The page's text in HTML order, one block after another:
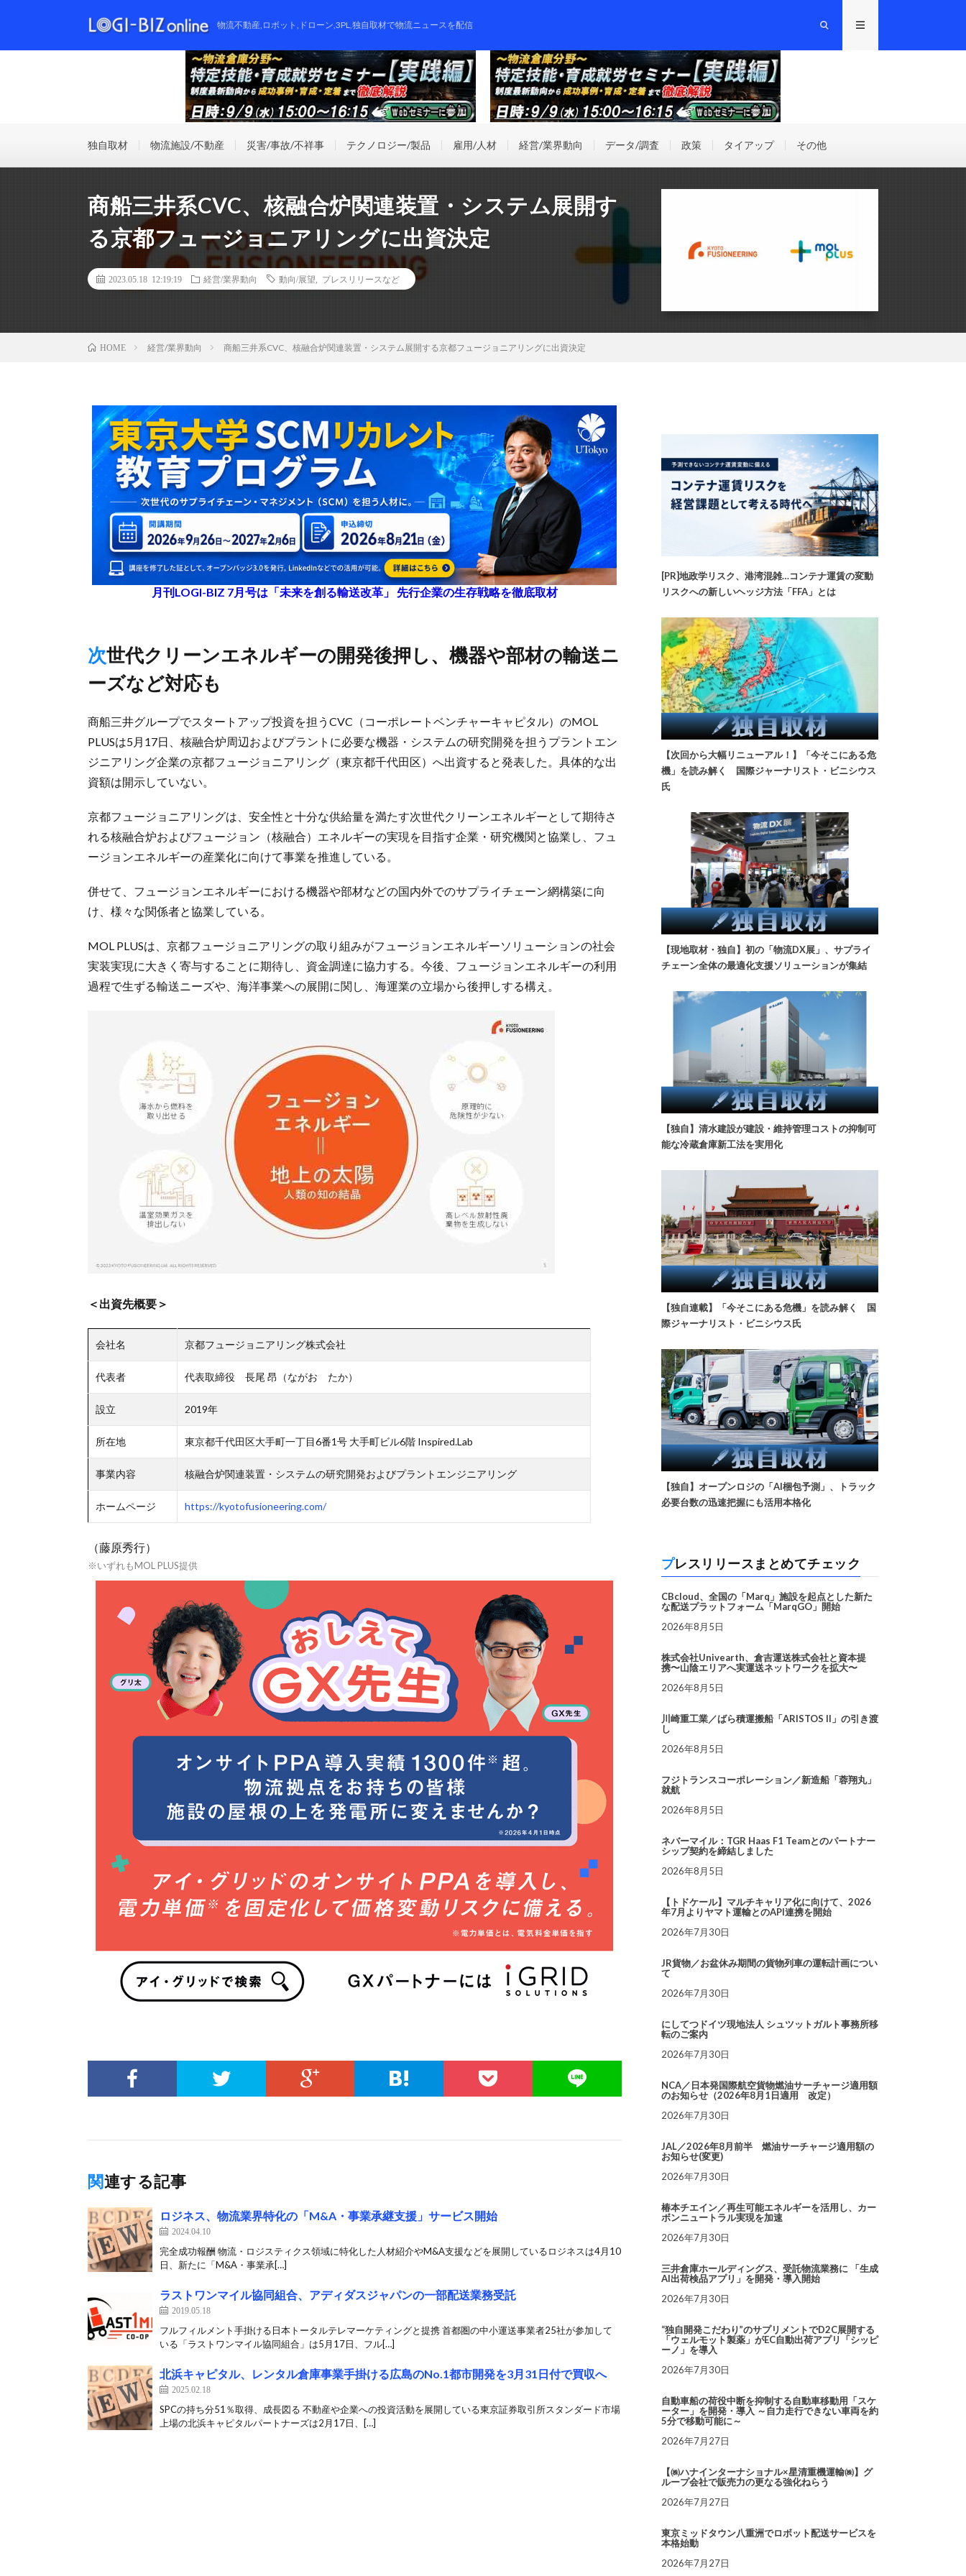
物流不動産,ロボット,ドローン,3PL,独自取材で物流ニュースを配信
独自取材 物流施設/不動産 災害/事故/不祥事 テクノロジー/製品 雇用/人材 経営/業界動向 データ/調査 政策 タイアップ その他
商船三井系CVC、核融合炉関連装置・システム展開す
る京都フュージョニアリングに出資決定
2023.05.18 12:19:19 経営/業界動向 動向/展望 プレスリリースなど
HOME 経営/業界動向 商船三井系CVC、核融合炉関連装置・システム展開する京都フュージョニアリングに出資決定
月刊LOGI-BIZ 7月号は「未来を創る輸送改革」 先行企業の生存戦略を徹底取材
次世代クリーンエネルギーの開発後押し、機器や部材の輸送ニ
ーズなど対応も
商船三井グループでスタートアップ投資を担うCVC（コーポレートベンチャーキャピタル）のMOL
PLUSは5月17日、核融合炉周辺およびプラントに必要な機器・システムの研究開発を担うプラントエン
ジニアリング企業の京都フュージョニアリング（東京都千代田区）へ出資すると発表した。具体的な出
資額は開示していない。
京都フュージョニアリングは、安全性と十分な供給量を満たす次世代クリーンエネルギーとして期待さ
れる核融合炉およびフュージョン（核融合）エネルギーの実現を目指す企業・研究機関と協業し、フュ
ージョンエネルギーの産業化に向けて事業を推進している。
併せて、フュージョンエネルギーにおける機器や部材などの国内外でのサプライチェーン網構築に向
け、様々な関係者と協業している。
MOL PLUSは、京都フュージョニアリングの取り組みがフュージョンエネルギーソリューションの社会
実装実現に大きく寄与することに期待し、資金調達に協力する。今後、フュージョンエネルギーの利用
過程で生ずる輸送ニーズや、海洋事業への展開に関し、海運業の立場から後押しする構え。
＜出資先概要＞
会社名 京都フュージョニアリング株式会社
代表者 代表取締役 長尾 昂（ながお たか）
設立 2019年
所在地 東京都千代田区大手町一丁目6番1号 大手町ビル6階 Inspired.Lab
事業内容 核融合炉関連装置・システムの研究開発およびプラントエンジニアリング
ホームページ https://kyotofusioneering.com/
（藤原秀行）
※いずれもMOL PLUS提供
関連する記事
ロジネス、物流業界特化の「M&A・事業承継支援」サービス開始
2024.04.10
完全成功報酬 物流・ロジスティクス領域に特化した⼈材紹介やM&A支援などを展開しているロジネスは4月10
日、新たに「M&A・事業承[…]
ラストワンマイル協同組合、アディダスジャパンの一部配送業務受託
2019.05.18
フルフィルメント手掛ける日本トータルテレマーケティングと提携 首都圏の中小運送事業者25社が参加して
いる「ラストワンマイル協同組合」は5月17日、フル[…]
北浜キャピタル、レンタル倉庫事業手掛ける広島のNo.1都市開発を3月31日付で買収へ
2025.02.18
SPCの持ち分51％取得、成長図る 不動産や企業への投資活動を展開している東京証券取引所スタンダード市場
上場の北浜キャピタルパートナーズは2月17日、[…]
[PR]地政学リスク、港湾混雑…コンテナ運賃の変動
リスクへの新しいヘッジ方法「FFA」とは
【次回から大幅リニューアル！】「今そこにある危
機」を読み解く 国際ジャーナリスト・ビニシウス
氏
【現地取材・独自】初の「物流DX展」、サプライ
チェーン全体の最適化支援ソリューションが集結
【独自】清水建設が建設・維持管理コストの抑制可
能な冷蔵倉庫新工法を実用化
【独自連載】「今そこにある危機」を読み解く 国
際ジャーナリスト・ビニシウス氏
【独自】オープンロジの「AI梱包予測」、トラック
必要台数の迅速把握にも活用本格化
プレスリリースまとめてチェック
CBcloud、全国の「Marq」施設を起点とした新た
な配送プラットフォーム「MarqGO」開始
2026年8月5日
株式会社Univearth、倉吉運送株式会社と資本提
携〜山陰エリアへ実運送ネットワークを拡大〜
2026年8月5日
川崎重工業／ばら積運搬船「ARISTOS II」の引き渡
し
2026年8月5日
フジトランスコーポレーション／新造船「蓉翔丸」
就航
2026年8月5日
ネバーマイル：TGR Haas F1 Teamとのパートナー
シップ契約を締結しました
2026年8月5日
【トドケール】マルチキャリア化に向けて、2026
年7月よりヤマト運輸とのAPI連携を開始
2026年7月30日
JR貨物／お盆休み期間の貨物列車の運転計画につい
て
2026年7月30日
にしてつドイツ現地法人 シュツットガルト事務所移
転のご案内
2026年7月30日
NCA／日本発国際航空貨物燃油サーチャージ適用額
のお知らせ（2026年8月1日適用 改定）
2026年7月30日
JAL／2026年8月前半 燃油サーチャージ適用額の
お知らせ(変更)
2026年7月30日
椿本チエイン／再生可能エネルギーを活用し、カー
ボンニュートラル実現を加速
2026年7月30日
三井倉庫ホールディングス、受託物流業務に 「生成
AI出荷検品アプリ」を開発・導入開始
2026年7月30日
“独自開発こだわり”のサプリメントでD2C展開する
「ウェルモット製薬」がEC自動出荷アプリ「シッピ
ーノ」を導入
2026年7月30日
自動車船の荷役中断を抑制する自動車移動用「スケ
ーター」を開発・導入 ～自力走行できない車両を約
5分で移動可能に～
2026年7月27日
【㈱ハナインターナショナル×星清重機運輸㈱】グ
ループ会社で販売力の更なる強化ねらう
2026年7月27日
東京ミッドタウン八重洲でロボット配送サービスを
本格始動
2026年7月27日